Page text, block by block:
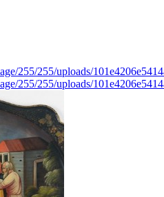
255/255/uploads/
255/255/uploads/